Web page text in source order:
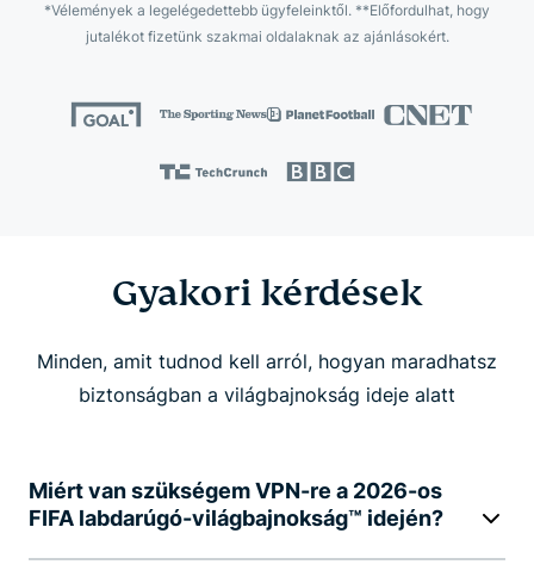
*Vélemények a legelégedettebb ügyfeleinktől. **Előfordulhat, hogy
jutalékot fizetünk szakmai oldalaknak az ajánlásokért.
Gyakori kérdések
Minden, amit tudnod kell arról, hogyan maradhatsz
biztonságban a világbajnokság ideje alatt
Miért van szükségem VPN-re a 2026-os
FIFA labdarúgó-világbajnokság™ idején?